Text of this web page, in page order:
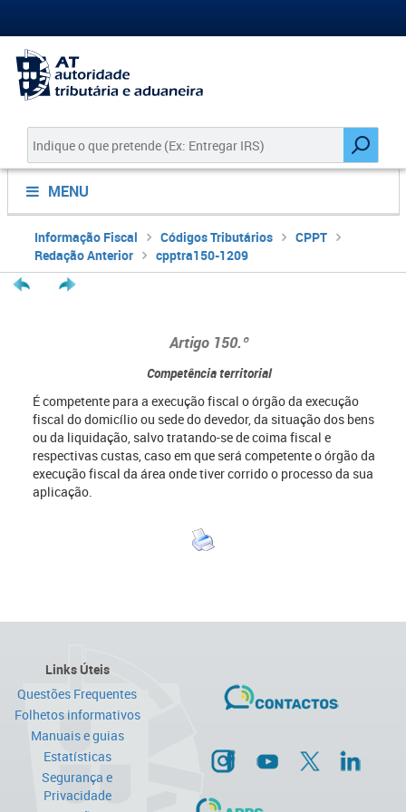
MENU
Informação Fiscal Códigos Tributários
CPPT
Redação Anterior
cpptra150-1209
Artigo 150.º
Competência territorial
É competente para a execução fiscal o órgão da execução
fiscal do domicílio ou sede do devedor, da situação dos bens
ou da liquidação, salvo tratando-se de coima fiscal e
respectivas custas, caso em que será competente o órgão da
execução fiscal da área onde tiver corrido o processo da sua
aplicação.
Links Úteis
Questões Frequentes
Folhetos informativos
Manuais e guias
Estatísticas
Segurança e
Privacidade